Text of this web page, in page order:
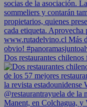
Dos restaurantes